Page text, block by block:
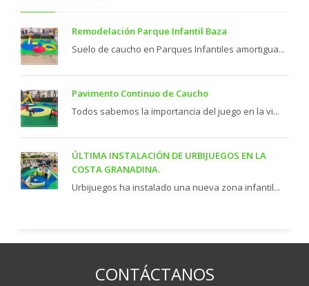
Remodelación Parque Infantil Baza
Suelo de caucho en Parques Infantiles amortigua...
Pavimento Continuo de Caucho
Todos sabemos la importancia del juego en la vi...
ÚLTIMA INSTALACIÓN DE URBIJUEGOS EN LA
COSTA GRANADINA.
Urbijuegos ha instalado una nueva zona infantil...
CONTÁCTANOS